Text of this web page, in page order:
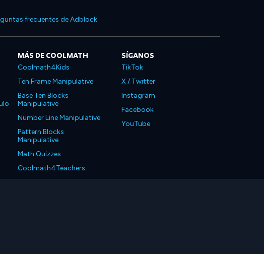
frecuentes de Adblock
MÁS DE COOLMATH
Coolmath4Kids
Ten Frame Manipulative
Base Ten Blocks
Manipulative
Number Line Manipulative
Pattern Blocks
Manipulative
Math Quizzes
Coolmath4Teachers
SÍGANOS
TikTok
X / Twitter
Instagram
Facebook
YouTube